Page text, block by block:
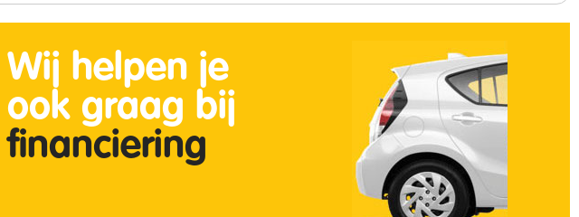
Wij helpen je
ook graag bij
financiering